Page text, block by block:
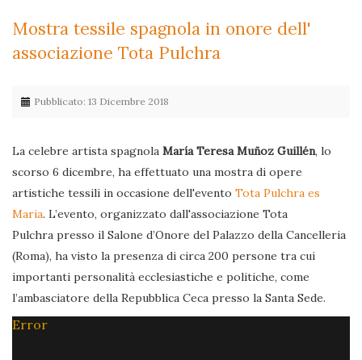
Mostra tessile spagnola in onore dell'
associazione Tota Pulchra
Pubblicato: 13 Dicembre 2018
La celebre artista spagnola María Teresa Muñoz Guillén, lo
scorso 6 dicembre, ha effettuato una mostra di opere
artistiche tessili in occasione dell'evento Tota Pulchra es
Maria. L’evento, organizzato dall'associazione Tota
Pulchra presso il Salone d’Onore del Palazzo della Cancelleria
(Roma), ha visto la presenza di circa 200 persone tra cui
importanti personalità ecclesiastiche e politiche, come
l’ambasciatore della Repubblica Ceca presso la Santa Sede.
Error